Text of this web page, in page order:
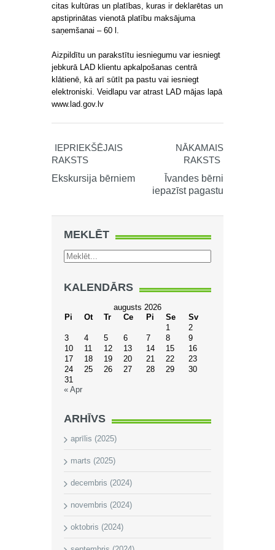
citas kultūras un platības, kuras ir deklarētas un
apstiprinātas vienotā platību maksājuma
saņemšanai – 60 l.
Aizpildītu un parakstītu iesniegumu var iesniegt
jebkurā LAD klientu apkalpošanas centrā
klātienē, kā arī sūtīt pa pastu vai iesniegt
elektroniski. Veidlapu var atrast LAD mājas lapā
www.lad.gov.lv
IEPRIEKŠĒJAIS
RAKSTS
Ekskursija bērniem
NĀKAMAIS
RAKSTS
Īvandes bērni
iepazīst pagastu
MEKLĒT
KALENDĀRS
augusts 2026
Pi
Ot Tr Ce Pi Se
Sv
1
2
3
4 5 6 7 8
9
10
11 12 13 14 15
16
17
18 19 20 21 22
23
24
25 26 27 28 29
30
31
« Apr
ARHĪVS
aprīlis (2025)
marts (2025)
decembris (2024)
novembris (2024)
oktobris (2024)